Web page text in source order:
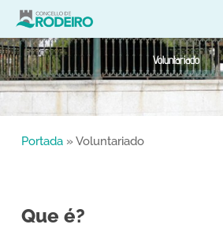
Skip
main
content
Voluntariado
Portada»Voluntariado
Que é?